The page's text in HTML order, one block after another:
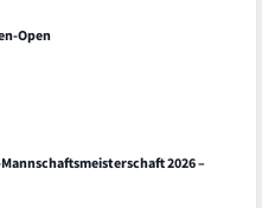
Open
2026 –